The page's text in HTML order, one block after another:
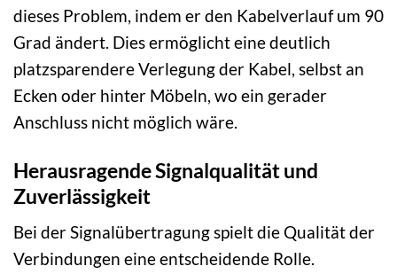
dieses Problem, indem er den Kabelverlauf um 90
Grad ändert. Dies ermöglicht eine deutlich
platzsparendere Verlegung der Kabel, selbst an
Ecken oder hinter Möbeln, wo ein gerader
Anschluss nicht möglich wäre.
Herausragende Signalqualität und
Zuverlässigkeit
Bei der Signalübertragung spielt die Qualität der
Verbindungen eine entscheidende Rolle.